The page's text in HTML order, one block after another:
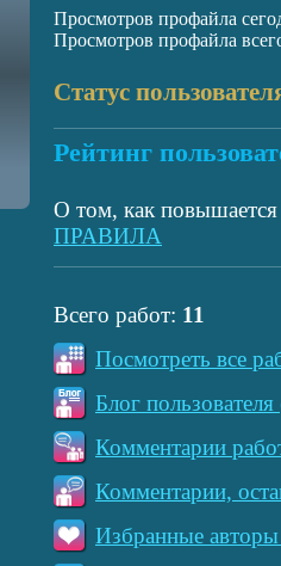
Просмотров профайла
Просмотров профайла
Статус
Рейтинг
О том, как повышается
ПРАВИЛА
Всего работ: 11
Посмотреть все
Блог
Комментарии
Комментарии,
Избранные авторы